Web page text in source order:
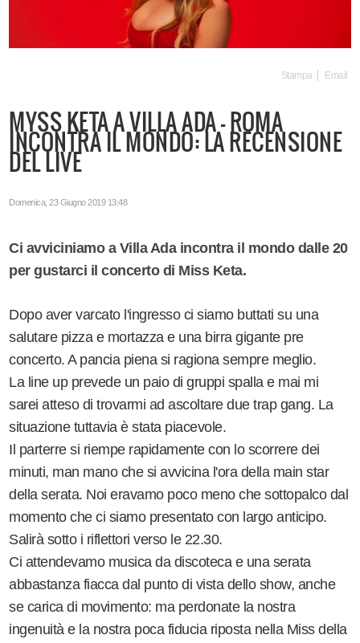
Stampa Email
MYSS KETA A VILLA ADA - ROMA
INCONTRA IL MONDO: LA RECENSIONE
DEL LIVE
Domenica, 23 Giugno 2019 13:48
Ci avviciniamo a Villa Ada incontra il mondo dalle 20
per gustarci il concerto di Miss Keta.
Dopo aver varcato l'ingresso ci siamo buttati su una
salutare pizza e mortazza e una birra gigante pre
concerto. A pancia piena si ragiona sempre meglio.
La line up prevede un paio di gruppi spalla e mai mi
sarei atteso di trovarmi ad ascoltare due trap gang. La
situazione tuttavia è stata piacevole.
Il parterre si riempe rapidamente con lo scorrere dei
minuti, man mano che si avvicina l'ora della main star
della serata. Noi eravamo poco meno che sottopalco dal
momento che ci siamo presentato con largo anticipo.
Salirà sotto i riflettori verso le 22.30.
Ci attendevamo musica da discoteca e una serata
abbastanza fiacca dal punto di vista dello show, anche
se carica di movimento: ma perdonate la nostra
ingenuità e la nostra poca fiducia riposta nella Miss della